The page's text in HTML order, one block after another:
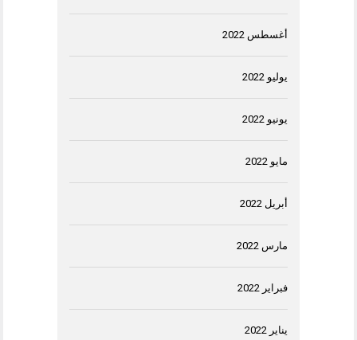
أغسطس 2022
يوليو 2022
يونيو 2022
مايو 2022
أبريل 2022
مارس 2022
فبراير 2022
يناير 2022